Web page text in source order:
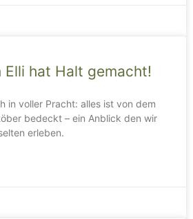
Elli hat Halt gemacht!
in voller Pracht: alles ist von dem
bedeckt – ein Anblick den wir
erleben.